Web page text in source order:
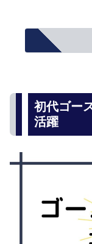
初代ゴー
活躍